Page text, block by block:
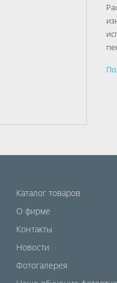
Каталог товаров
О фирме
Контакты
Новости
Фотогалерея